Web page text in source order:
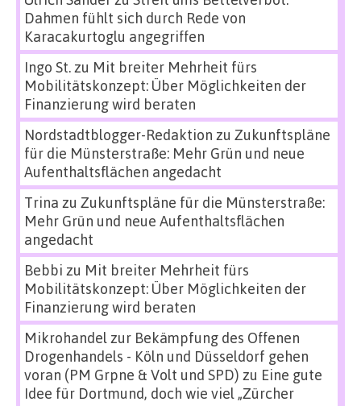
Dahmen fühlt sich durch Rede von
Karacakurtoglu angegriffen
Ingo St.zu Mit breiter Mehrheit fürs
Mobilitätskonzept: Über Möglichkeiten der
Finanzierung wird beraten
Nordstadtblogger-Redaktion zu Zukunftspläne
für die Münsterstraße: Mehr Grün und neue
Aufenthaltsflächen angedacht
Trina zu Zukunftspläne für die Münsterstraße:
Mehr Grün und neue Aufenthaltsflächen
angedacht
Bebbi zu Mit breiter Mehrheit fürs
Mobilitätskonzept: Über Möglichkeiten der
Finanzierung wird beraten
Mikrohandel zur Bekämpfung des Offenen
Drogenhandels - Köln und Düsseldorf gehen
voran (PM Grpne & Volt und SPD) zu Eine gute
Idee für Dortmund, doch wie viel „Zürcher